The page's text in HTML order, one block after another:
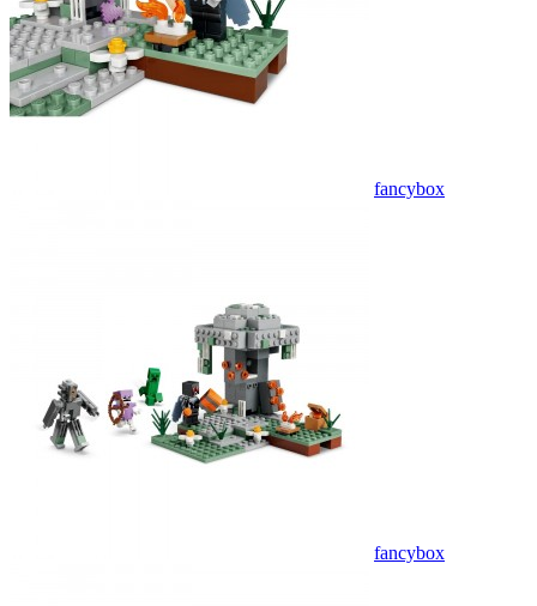
fancybox
fancybox